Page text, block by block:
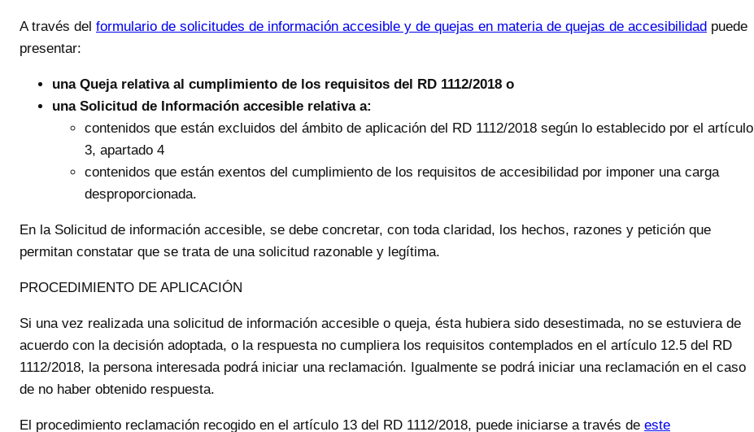
A través del formulario de solicitudes de información accesible y de quejas en materia de quejas de accesibilidad puede
presentar:
una Queja relativa al cumplimiento de los requisitos del RD 1112/2018 o
una Solicitud de Información accesible relativa a:
contenidos que están excluidos del ámbito de aplicación del RD 1112/2018 según lo establecido por el artículo
3, apartado 4
contenidos que están exentos del cumplimiento de los requisitos de accesibilidad por imponer una carga
desproporcionada.
En la Solicitud de información accesible, se debe concretar, con toda claridad, los hechos, razones y petición que
permitan constatar que se trata de una solicitud razonable y legítima.
PROCEDIMIENTO DE APLICACIÓN
Si una vez realizada una solicitud de información accesible o queja, ésta hubiera sido desestimada, no se estuviera de
acuerdo con la decisión adoptada, o la respuesta no cumpliera los requisitos contemplados en el artículo 12.5 del RD
1112/2018, la persona interesada podrá iniciar una reclamación. Igualmente se podrá iniciar una reclamación en el caso
de no haber obtenido respuesta.
El procedimiento reclamación recogido en el artículo 13 del RD 1112/2018, puede iniciarse a través de este